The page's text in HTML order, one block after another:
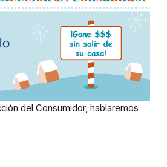
del Consumidor, hablaremos